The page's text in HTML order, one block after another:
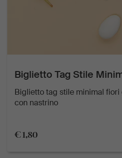
Biglietto Tag Stile
Biglietto tag stile minimal
con nastrino
€ 1,80